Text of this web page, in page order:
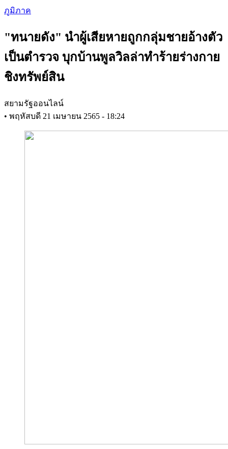
Skip
to
content
ภูมิภาค
"ทนายดัง" นำผู้เสียหายถูกกลุ่มชายอ้างตัว
เป็นตำรวจ บุกบ้านพูลวิลล่าทำร้ายร่างกาย
ชิงทรัพย์สิน
สยามรัฐออนไลน์
• พฤหัสบดี 21 เมษายน 2565 - 18:24